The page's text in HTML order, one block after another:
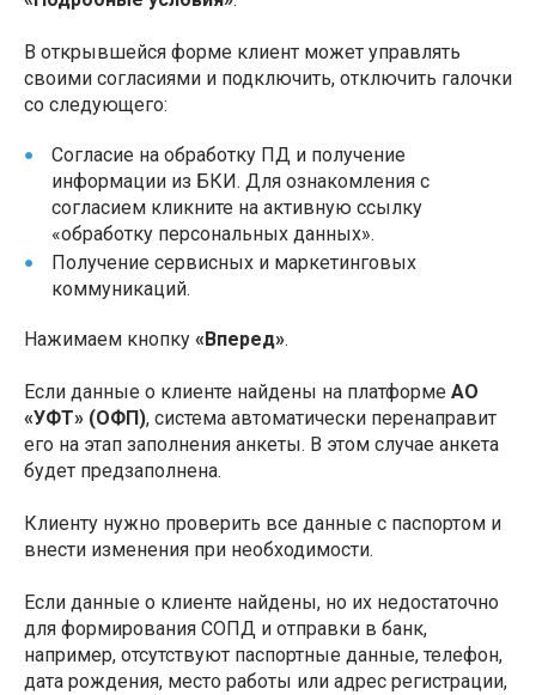
В открывшейся форме клиент может управлять
своими согласиями и подключить, отключить галочки
со следующего:
Согласие на обработку ПД и получение
информации из БКИ. Для ознакомления с
согласием кликните на активную ссылку
«обработку персональных данных».
Получение сервисных и маркетинговых
коммуникаций.
Нажимаем кнопку «Вперед».
Если данные о клиенте найдены на платформе АО
«УФТ» (ОФП), система автоматически перенаправит
его на этап заполнения анкеты. В этом случае анкета
будет предзаполнена.
Клиенту нужно проверить все данные с паспортом и
внести изменения при необходимости.
Если данные о клиенте найдены, но их недостаточно
для формирования СОПД и отправки в банк,
например, отсутствуют паспортные данные, телефон,
дата рождения, место работы или адрес регистрации,